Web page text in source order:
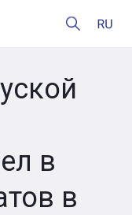
в
в